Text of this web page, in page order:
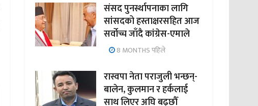
संसद पुनर्स्थापनाका लागि
सांसदको हस्ताक्षरसहित आज
सर्वोच्च जाँदै कांग्रेस-एमाले
8 MONTHS पहिले
रास्वपा नेता पराजुली भन्छन्-
बालेन, कुलमान र हर्कलाई
साथ लिएर अघि बढ्छौँ